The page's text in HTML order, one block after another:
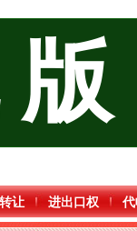
让 进出口权